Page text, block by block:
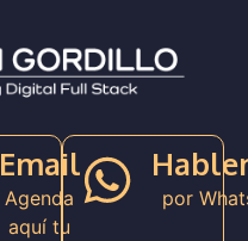
Email
Agenda
aquí tu
por